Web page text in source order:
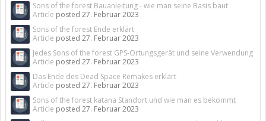
Sons of the forest Bauanleitung - wie man seine Basis baut
Article posted 27. Februar 2023
Sons of the forest Ende erklärt
Article posted 27. Februar 2023
Jedes Sons of the forest GPS-Ortungsgerät und seine Verwendung
Article posted 27. Februar 2023
Das Ende des Dead Space Remakes erklärt
Article posted 27. Februar 2023
Sons of the forest katana Standort und wie man es bekommt
Article posted 27. Februar 2023